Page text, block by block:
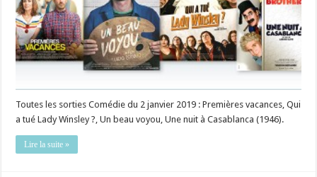
Toutes les sorties Comédie du 2 janvier 2019 : Premières vacances, Qui
a tué Lady Winsley ?, Un beau voyou, Une nuit à Casablanca (1946).
Lire la suite »